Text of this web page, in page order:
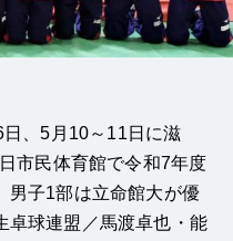
日、5月 10～11日に滋
市民体育館で令和7年度
男子1部は立命館大が優
卓球連盟／馬渡卓也・能